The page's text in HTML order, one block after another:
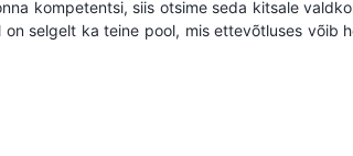
kompetentsi, siis otsime seda kitsale
selgelt ka teine pool, mis ettevõtluses võib